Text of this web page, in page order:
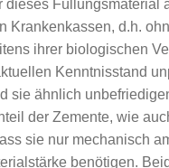
Inlays
& Risiken
auf Implantaten
Nachteile von Zahnimplantaten
der Diagnostik
Parodontaltherapie
dieses Füllungsmaterial
Krankenkassen, d.h.
ihrer biologischen
Kenntnisstand
sie ähnlich
der Zemente, wie
sie nur mechanisch
benötigen.